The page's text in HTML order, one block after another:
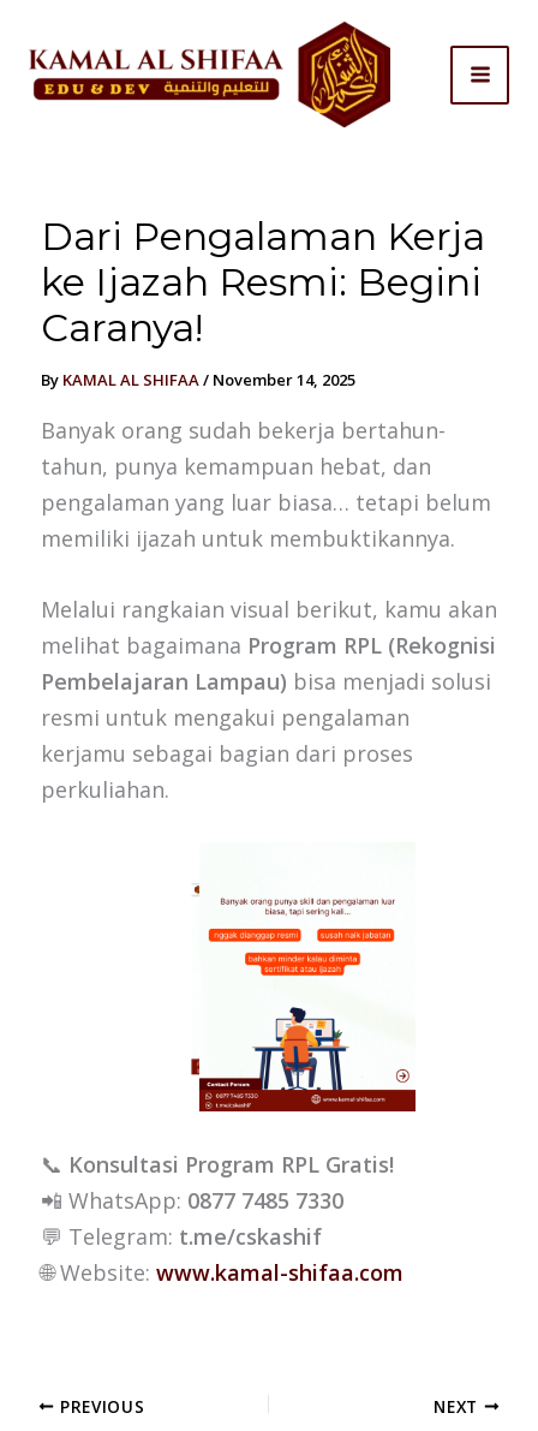
content
Dari Pengalaman Kerja
ke Ijazah Resmi: Begini
Caranya!
By KAMAL AL SHIFAA/ November 14, 2025
Banyak orang sudah bekerja bertahun-
tahun, punya kemampuan hebat, dan
pengalaman yang luar biasa… tetapi belum
memiliki ijazah untuk membuktikannya.
Melalui rangkaian visual berikut, kamu akan
melihat bagaimana Program RPL (Rekognisi
Pembelajaran Lampau) bisa menjadi solusi
resmi untuk mengakui pengalaman
kerjamu sebagai bagian dari proses
perkuliahan.
📞 Konsultasi Program RPL Gratis!
📲 WhatsApp: 0877 7485 7330
💬 Telegram: t.me/cskashif
🌐 Website: www.kamal-shifaa.com
PREVIOUS NEXT